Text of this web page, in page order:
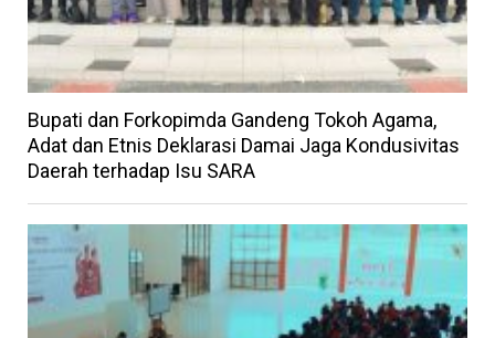
Bupati dan Forkopimda Gandeng Tokoh Agama,
Adat dan Etnis Deklarasi Damai Jaga Kondusivitas
Daerah terhadap Isu SARA